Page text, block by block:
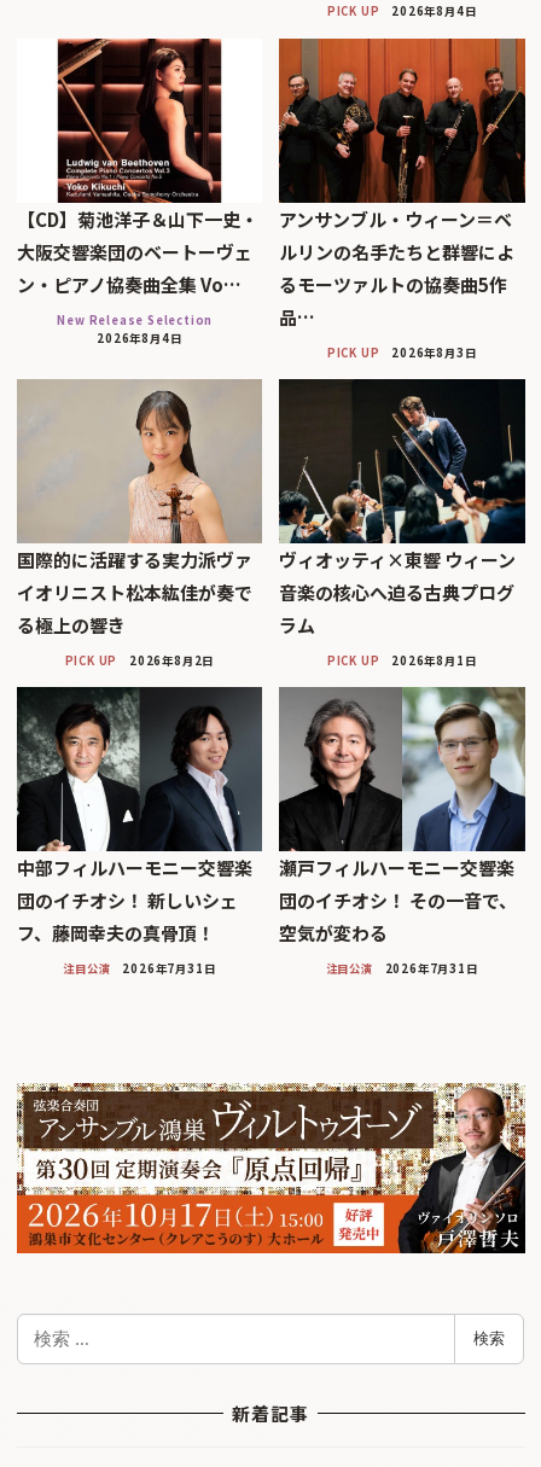
PICK UP 2026年8月4日
【CD】菊池洋子＆山下一史・
大阪交響楽団のベートーヴェ
ン・ピアノ協奏曲全集 Vo…
New Release Selection
2026年8月4日
アンサンブル・ウィーン＝ベ
ルリンの名手たちと群響によ
るモーツァルトの協奏曲5作
品…
PICK UP 2026年8月3日
国際的に活躍する実力派ヴァ
イオリニスト松本紘佳が奏で
る極上の響き
PICK UP 2026年8月2日
ヴィオッティ×東響 ウィーン
音楽の核心へ迫る古典プログ
ラム
PICK UP 2026年8月1日
中部フィルハーモニー交響楽
団のイチオシ！ 新しいシェ
フ、藤岡幸夫の真骨頂！
注目公演 2026年7月31日
瀬戸フィルハーモニー交響楽
団のイチオシ！ その一音で、
空気が変わる
注目公演 2026年7月31日
検
検索
新着記事